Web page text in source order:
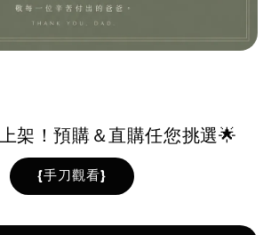
架！預購＆直購任您挑選🌟
{手刀觀看}